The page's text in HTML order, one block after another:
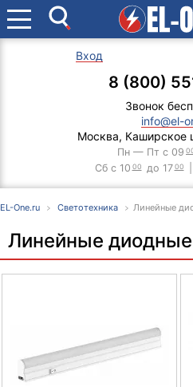
Вход
8 (800)
Звонок
info@el-
Москва, Каширское
Пн — Пт с 09
Сб с 10 00 до 17 00
EL-One.ru Светотехника Линейные
Линейные диодные